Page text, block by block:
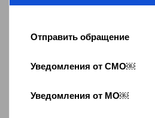
Отправить обращение
Уведомления от СМО￼
Уведомления от МО￼